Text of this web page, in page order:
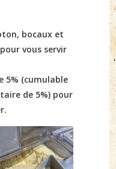
bocaux et
vous servir
5% (cumulable
de 5%) pour